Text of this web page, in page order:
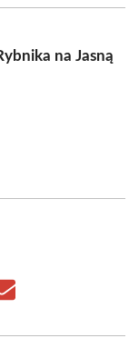
na Jasną
Share